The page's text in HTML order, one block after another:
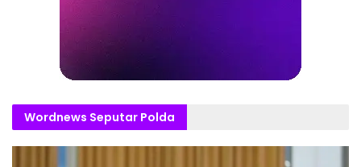
Wordnews Seputar Polda